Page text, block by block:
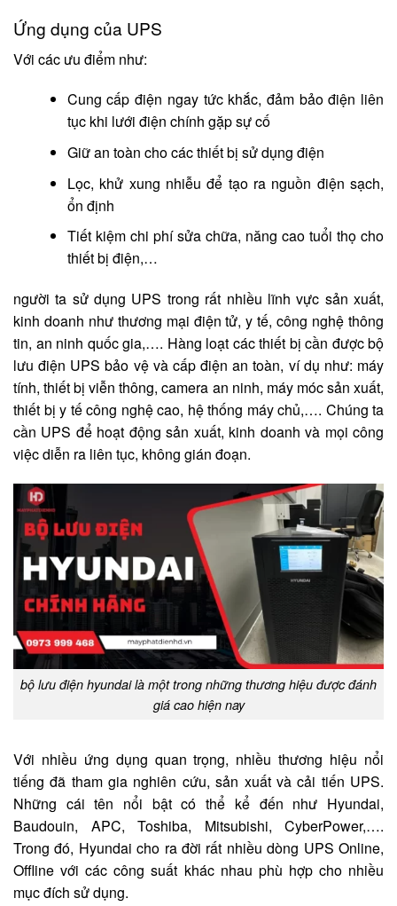
Ứng dụng của UPS
Với các ưu điểm như:
Cung cấp điện ngay tức khắc, đảm bảo điện liên
tục khi lưới điện chính gặp sự cố
Giữ an toàn cho các thiết bị sử dụng điện
Lọc, khử xung nhiễu để tạo ra nguồn điện sạch,
ổn định
Tiết kiệm chi phí sửa chữa, năng cao tuổi thọ cho
thiết bị điện,…
người ta sử dụng UPS trong rất nhiều lĩnh vực sản xuất,
kinh doanh như thương mại điện tử, y tế, công nghệ thông
tin, an ninh quốc gia,…. Hàng loạt các thiết bị cần được bộ
lưu điện UPS bảo vệ và cấp điện an toàn, ví dụ như: máy
tính, thiết bị viễn thông, camera an ninh, máy móc sản xuất,
thiết bị y tế công nghệ cao, hệ thống máy chủ,…. Chúng ta
cần UPS để hoạt động sản xuất, kinh doanh và mọi công
việc diễn ra liên tục, không gián đoạn.
bộ lưu điện hyundai là một trong những thương hiệu được đánh
giá cao hiện nay
Với nhiều ứng dụng quan trọng, nhiều thương hiệu nổi
tiếng đã tham gia nghiên cứu, sản xuất và cải tiến UPS.
Những cái tên nổi bật có thể kể đến như Hyundai,
Baudouin, APC, Toshiba, Mitsubishi, CyberPower,….
Trong đó, Hyundai cho ra đời rất nhiều dòng UPS Online,
Offline với các công suất khác nhau phù hợp cho nhiều
mục đích sử dụng.